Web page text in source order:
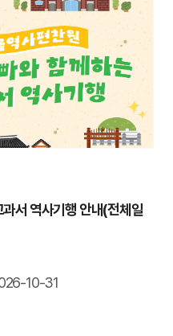
서 역사기행 안내(전체일
10-31